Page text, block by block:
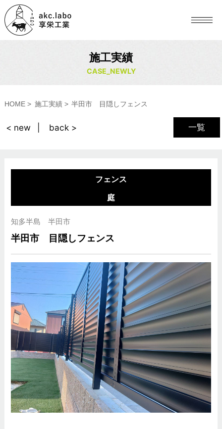
施工実績
CASE_NEWLY
HOME 施工実績 半田市 目隠しフェンス
一覧
< new back >
フェンス
庭
知多半島 半田市
半田市 目隠しフェンス